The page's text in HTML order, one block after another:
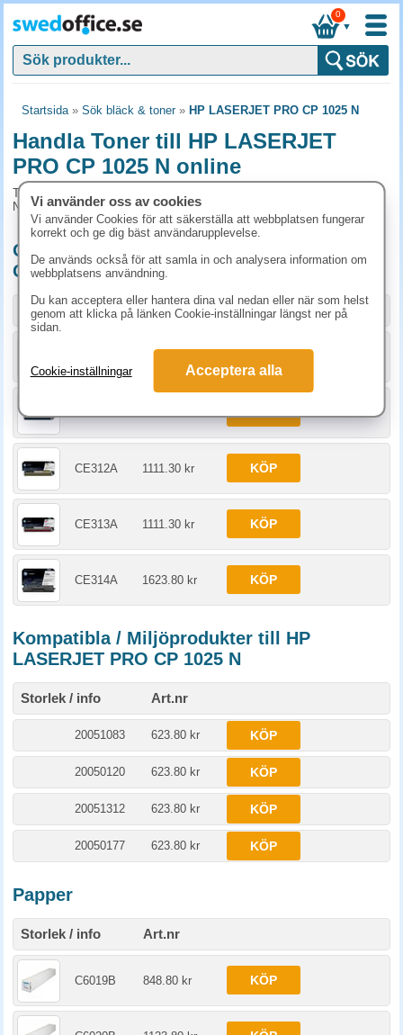
▼
0
Startsida» Sök bläck & toner» HP LASERJET PRO CP 1025 N
Handla Toner till HP LASERJET
PRO CP 1025 N online
Toner och tillbehör som passar till HP LASERJET PRO CP 1025
N
Originalprodukter till HP LASERJET PRO
CP 1025 N
Storlek / info Art.nr
1023.80 kr
CE311A 1111.30 kr
CE312A 1111.30 kr KÖP
CE313A 1111.30 kr KÖP
CE314A 1623.80 kr KÖP
Kompatibla / Miljöprodukter till HP
LASERJET PRO CP 1025 N
Storlek / info Art.nr
20051083 623.80 kr KÖP
20050120 623.80 kr KÖP
20051312 623.80 kr KÖP
20050177 623.80 kr KÖP
Papper
Storlek / info Art.nr
C6019B 848.80 kr KÖP
Vi använder oss av cookies
Vi använder Cookies för att säkerställa att webbplatsen fungerar
korrekt och ge dig bäst användarupplevelse.
De används också för att samla in och analysera information om
webbplatsens användning.
Du kan acceptera eller hantera dina val nedan eller när som helst
genom att klicka på länken Cookie-inställningar längst ner på
sidan.
Cookie-inställningar Acceptera alla